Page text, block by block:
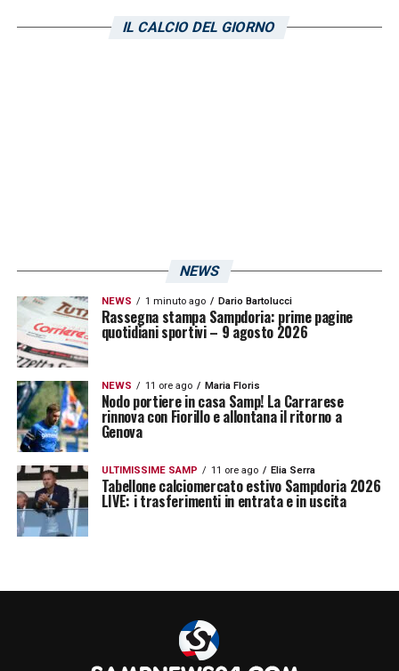
IL CALCIO DEL GIORNO
NEWS
NEWS 1 minuto ago Dario Bartolucci
Rassegna stampa Sampdoria: prime pagine
quotidiani sportivi – 9 agosto 2026
NEWS 11 ore ago Maria Floris
Nodo portiere in casa Samp! La Carrarese
rinnova con Fiorillo e allontana il ritorno a
Genova
ULTIMISSIME SAMP 11 ore ago Elia Serra
Tabellone calciomercato estivo Sampdoria 2026
LIVE: i trasferimenti in entrata e in uscita